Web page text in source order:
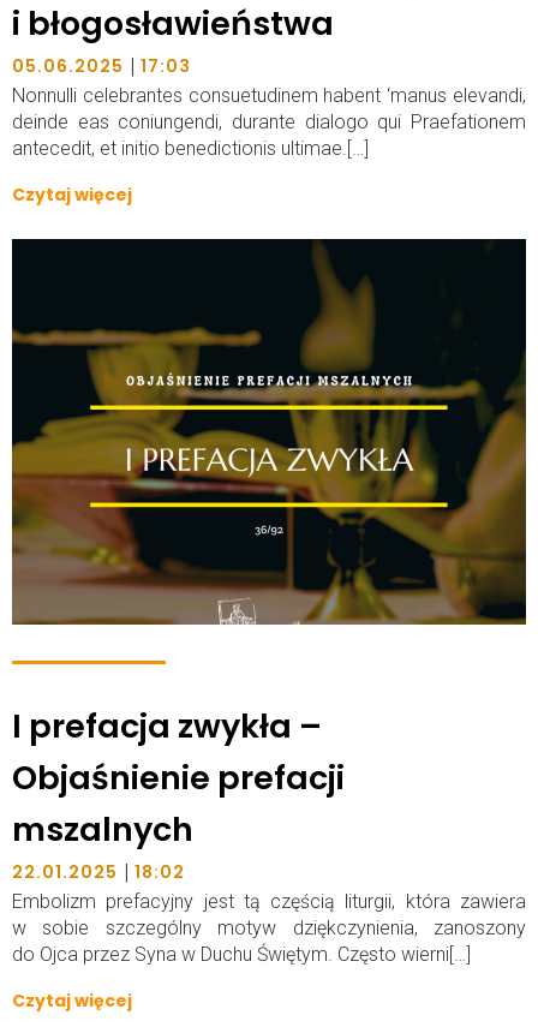
i błogosławieństwa
05.06.2025 | 17:03
Nonnulli celebrantes consuetudinem habent ‘manus elevandi,
deinde eas coniungendi, durante dialogo qui Praefationem
antecedit, et initio benedictionis ultimae.[…]
Czytaj więcej
I prefacja zwykła –
Objaśnienie prefacji
mszalnych
22.01.2025 | 18:02
Embolizm prefacyjny jest tą częścią liturgii, która zawiera
w sobie szczególny motyw dziękczynienia, zanoszony
do Ojca przez Syna w Duchu Świętym. Często wierni[…]
Czytaj więcej